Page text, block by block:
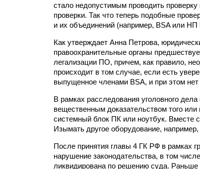
стало недопустимым проводить
проверки. Так что теперь подобные
и их объединений (например, BSA или
Как утверждает Анна Петрова,
правоохранительные органы
легализации ПО, причем, как правило,
происходит в том случае, если есть
выпущенное членами BSA, и при этом
В рамках расследования уголовного
вещественным доказательством того
системный блок ПК или ноутбук. Вместе
Изымать другое оборудование,
После принятия главы 4 ГК РФ в рамках
нарушение законодательства, в том
ликвидирована по решению суда.